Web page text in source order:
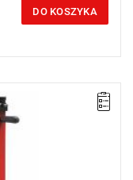
DO KOSZYKA